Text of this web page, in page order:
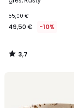
55,00 €
49,50 € -10%
3,7
/